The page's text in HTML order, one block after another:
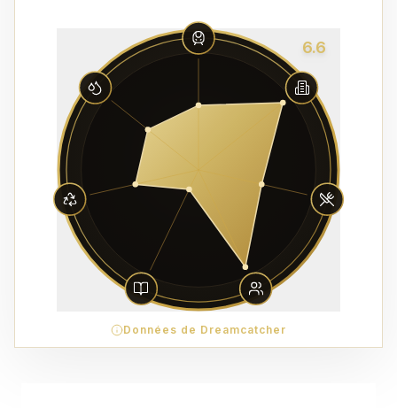
6.6
Données de Dreamcatcher